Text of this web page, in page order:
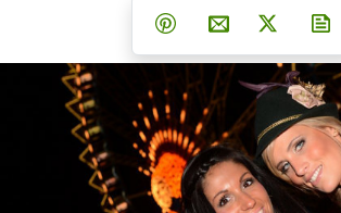
Teilen auf Facebook
Teilen aufTeilen
Teilen auf Pinterest
Per E-MailPost auf